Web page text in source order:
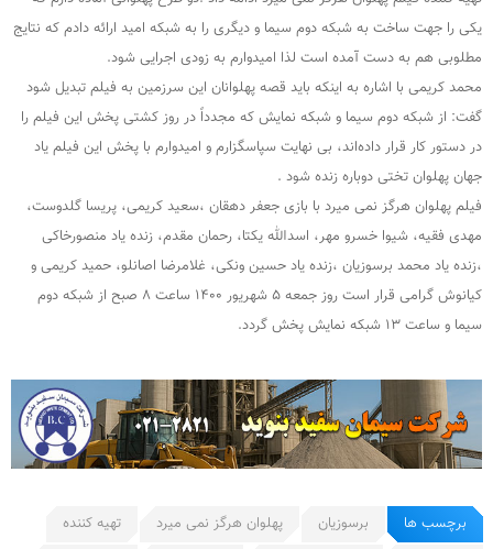
یکی را جهت ساخت به شبکه دوم سیما و دیگری را به شبکه امید ارائه دادم که نتایج
مطلوبی هم به دست آمده است لذا امیدوارم به زودی اجرایی شود.
محمد کریمی با اشاره به اینکه باید قصه پهلوانان این سرزمین به فیلم تبدیل شود
گفت: از شبکه دوم سیما و شبکه نمایش که مجدداً در روز کشتی پخش این فیلم را
در دستور کار قرار داده‌اند، بی نهایت سپاسگزارم و امیدوارم با پخش این فیلم یاد
جهان پهلوان تختی دوباره زنده شود .
فیلم پهلوان هرگز نمی میرد با بازی جعفر دهقان ،سعید کریمی، پریسا گلدوست،
مهدی فقیه، شیوا خسرو مهر، اسدالله یکتا، رحمان مقدم، زنده یاد منصورخاکی
،زنده یاد محمد برسوزیان ،زنده یاد حسین ونکی، غلامرضا اصانلو، حمید کریمی و
کیانوش گرامی قرار است روز جمعه ۵ شهریور ۱۴۰۰ ساعت ۸ صبح از شبکه دوم
سیما و ساعت ۱۳ شبکه نمایش پخش گردد.
برچسب ها برسوزیان پهلوان هرگز نمی میرد
تهیه کننده